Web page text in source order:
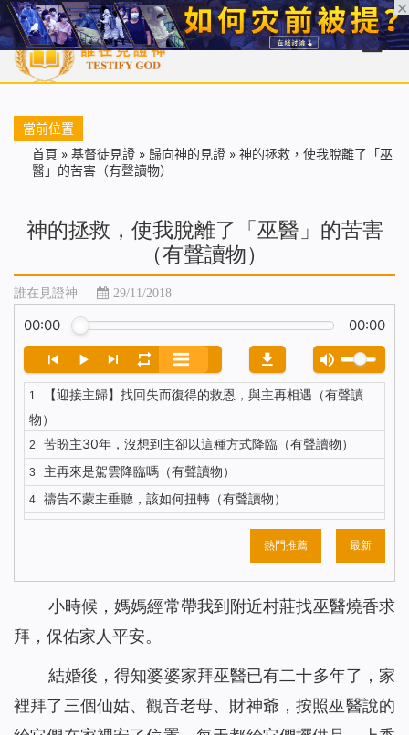
首頁 每日靈糧 天國福音 基督徒見證 信仰解答 聖經
當前位置
首頁 » 基督徒見證 » 歸向神的見證 » 神的拯救，使我脫離了「巫
醫」的苦害（有聲讀物）
神的拯救，使我脫離了「巫醫」的苦害
（有聲讀物）
誰在見證神 29/11/2018
00:00 00:00
1
【迎接主歸】找回失而復得的救恩，與主再相遇（有聲讀
物）
2 苦盼主30年，沒想到主卻以這種方式降臨（有聲讀物）
3 主再來是駕雲降臨嗎（有聲讀物）
4 禱告不蒙主垂聽，該如何扭轉（有聲讀物）
五餅二魚背後，主耶穌的心思到底是什麼？（有聲讀物）
你知道主耶穌復活顯現的更深意義嗎？（有聲讀物）
7 對聖經的這種觀念，讓我險些錯過主的再來（有聲讀物）
我終於明白了什麼才是有意義的人生（有聲讀物）
9
解決禱告中的3個問題，我們的禱告才能蒙主垂聽（有聲讀
注重神的聲音才能迎接到主重歸（有聲讀物）
11 識破撒但詭計後，聚會親近神我不再缺席（有聲讀物）
熱門推薦 最新
小時候，媽媽經常帶我到附近村莊找巫醫燒香求
拜，保佑家人平安。
結婚後，得知婆婆家拜巫醫已有二十多年了，家
裡拜了三個仙姑、觀音老母、財神爺，按照巫醫說的